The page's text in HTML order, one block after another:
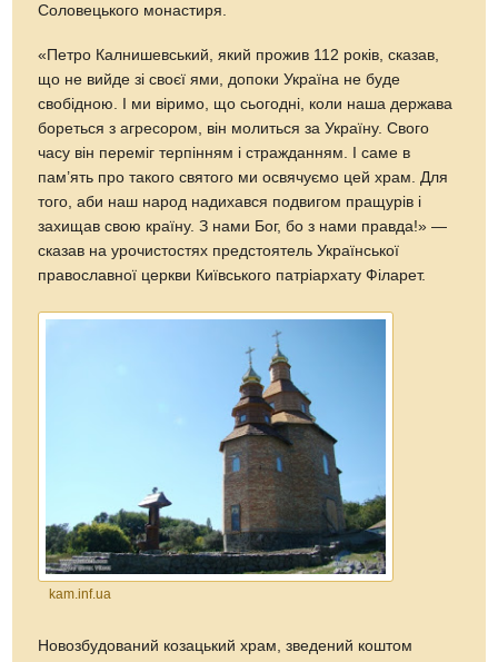
Соловецького монастиря.
«Петро Калнишевський, який прожив 112 років, сказав,
що не вийде зі своєї ями, допоки Україна не буде
свобідною. І ми віримо, що сьогодні, коли наша держава
бореться з агресором, він молиться за Україну. Свого
часу він переміг терпінням і стражданням. І саме в
пам’ять про такого святого ми освячуємо цей храм. Для
того, аби наш народ надихався подвигом пращурів і
захищав свою країну. З нами Бог, бо з нами правда!» —
сказав на урочистостях предстоятель Української
православної церкви Київського патріархату Філарет.
kam.inf.ua
Новозбудований козацький храм, зведений коштом